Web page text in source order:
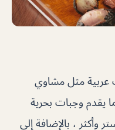
عربية مثل مشاوي
يقدم وجبات بحرية
وأكثر ، بالإضافة إلى